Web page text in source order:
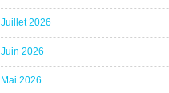
Juillet 2026
Juin 2026
Mai 2026